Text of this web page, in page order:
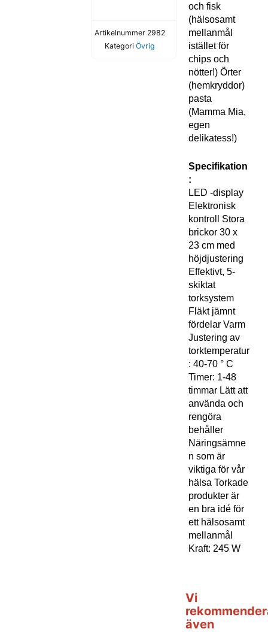
Artikelnummer 2982
Kategori Övrig
och fisk
(hälsosamt
mellanmål
istället för
chips och
nötter!) Örter
(hemkryddor)
pasta
(Mamma Mia,
egen
delikatess!)
Specifikation
:
LED -display
Elektronisk
kontroll Stora
brickor 30 x
23 cm med
höjdjustering
Effektivt, 5-
skiktat
torksystem
Fläkt jämnt
fördelar Varm
Justering av
torktemperatur
: 40-70 ° C
Timer: 1-48
timmar Lätt att
använda och
rengöra
behåller
Näringsämne
n som är
viktiga för vår
hälsa Torkade
produkter är
en bra idé för
ett hälsosamt
mellanmål
Kraft: 245 W
Vi
även